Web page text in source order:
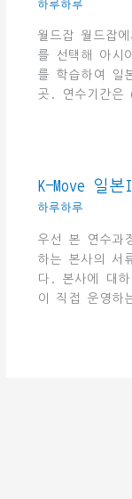
하루하루
월드잡 월드잡
를 선택해 아시
를 학습하여 일
곳. 연수기간은
K-Move 일
하루하루
우선 본 연수과
하는 본사의 서
다. 본사에 대
이 직접 운영하